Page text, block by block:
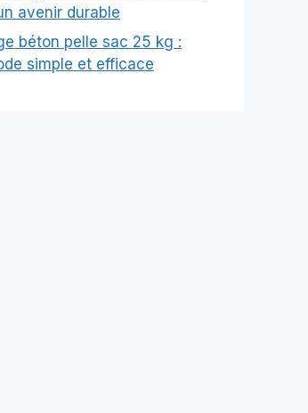
avenir durable
béton pelle sac 25 kg :
simple et efficace